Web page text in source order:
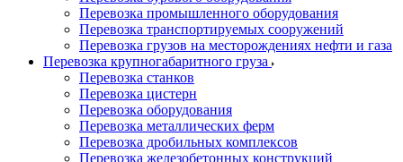
Перевозка промышленного оборудования
Перевозка транспортируемых сооружений
Перевозка грузов на месторождениях нефти и газа
Перевозка крупногабаритного груза
Перевозка станков
Перевозка цистерн
Перевозка оборудования
Перевозка металлических ферм
Перевозка дробильных комплексов
Перевозка железобетонных конструкций